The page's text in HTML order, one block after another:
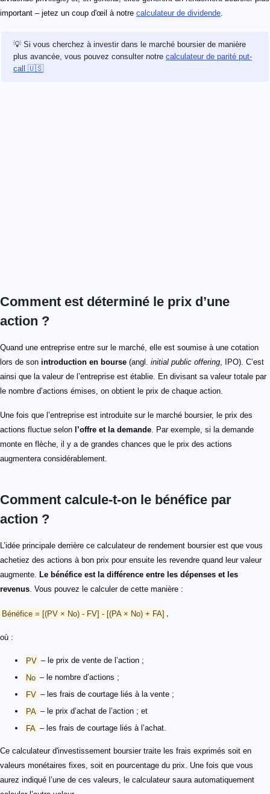
important – jetez un coup d'œil à notre calculateur de dividende.
💡 Si vous cherchez à investir dans le marché boursier de manière
plus avancée, vous pouvez consulter notre calculateur de parité put-
call 🇺🇸
Comment est déterminé le prix d’une
action ?
Quand une entreprise entre sur le marché, elle est soumise à une cotation
lors de son introduction en bourse (angl. initial public offering, IPO). C’est
ainsi que la valeur de l’entreprise est établie. En divisant sa valeur totale par
le nombre d’actions émises, on obtient le prix de chaque action.
Une fois que l’entreprise est introduite sur le marché boursier, le prix des
actions fluctue selon l’offre et la demande. Par exemple, si la demande
monte en flèche, il y a de grandes chances que le prix des actions
augmentera considérablement.
Comment calcule-t-on le bénéfice par
action ?
L’idée principale derrière ce calculateur de rendement boursier est que vous
achetiez des actions à bon prix pour ensuite les revendre quand leur valeur
augmente. Le bénéfice est la différence entre les dépenses et les
revenus. Vous pouvez le calculer de cette manière :
Bénéfice = [(PV × No) - FV] - [(PA × No) + FA] ,
où :
PV – le prix de vente de l’action ;
No – le nombre d’actions ;
FV – les frais de courtage liés à la vente ;
PA – le prix d’achat de l’action ; et
FA – les frais de courtage liés à l’achat.
Ce calculateur d'investissement boursier traite les frais exprimés soit en
valeurs monétaires fixes, soit en pourcentage du prix. Une fois que vous
aurez indiqué l’une de ces valeurs, le calculateur saura automatiquement